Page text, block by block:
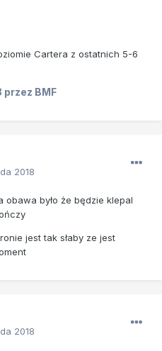
Cartera z ostatnich 5-6
przez BMF
2018
obawa było że będzie klepal
jest tak słaby ze jest
2018